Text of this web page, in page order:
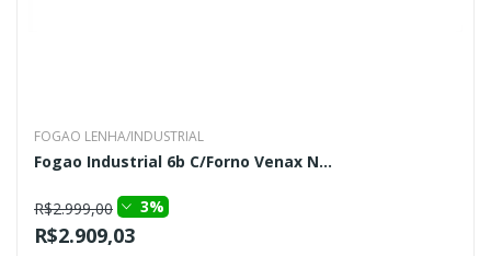
FOGAO LENHA/INDUSTRIAL
Fogao Industrial 6b C/Forno Venax N...
R$2.999,00 3%
R$2.909,03